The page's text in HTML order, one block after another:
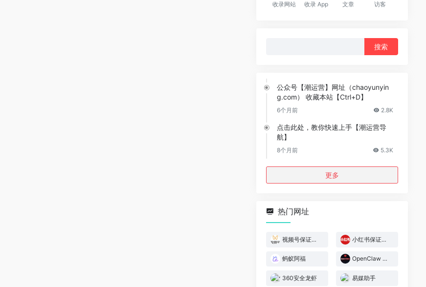
收录网站 收录 App 文章 访客
公众号【潮运营】网址（chaoyunyin
g.com） 收藏本站【Ctrl+D】
6个月前 2.8K
点击此处，教你快速上手【潮运营导
航】
8个月前 5.3K
更多
热门网址
视频号保证金规则 小红书保证金规则
蚂蚁阿福 OpenClaw 官网
360安全龙虾 易媒助手